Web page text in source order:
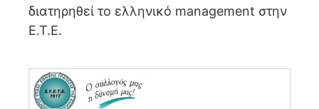
διατηρηθεί το ελληνικό management στην
Ε.Τ.Ε.